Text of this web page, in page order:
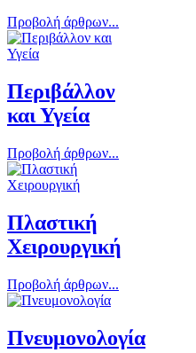
Προβολή άρθρων...
Περιβάλλον
και Υγεία
Προβολή άρθρων...
Πλαστική
Χειρουργική
Προβολή άρθρων...
Πνευμονολογία